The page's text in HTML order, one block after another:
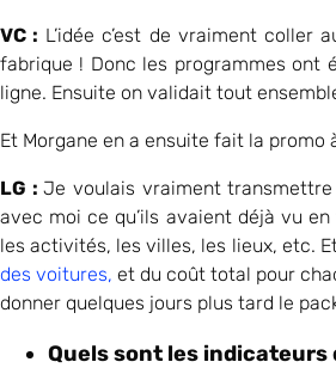
VC : L’idée c’est de vraiment coller
fabrique ! Donc les programmes ont
ligne. Ensuite on validait tout
Et Morgane en a ensuite fait la promo
LG :Je voulais vraiment
avec moi ce qu’ils avaient déjà vu
les activités, les villes, les lieux, etc.
des voitures, et du coût total pour
donner quelques jours plus tard le
Quels sont les